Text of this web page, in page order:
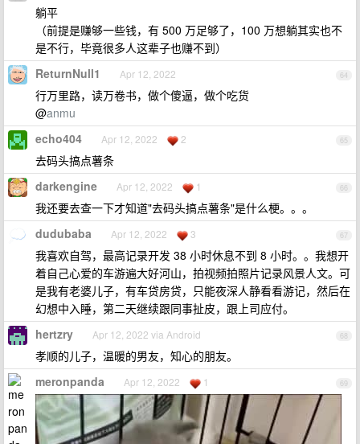
躺平
（前提是赚够一些钱，有 500 万足够了，100 万想躺其实也不
是不行，毕竟很多人这辈子也赚不到）
64
ReturnNull1 Apr 12, 2022
行万里路，读万卷书，做个傻逼，做个吃货
@anmu
65
echo404 Apr 12, 2022 2
去码头搞点薯条
66
darkengine Apr 12, 2022 1
我还要去查一下才知道"去码头搞点薯条"是什么梗。。。
67
dudubaba Apr 12, 2022 3
我喜欢自驾，最高记录开发 38 小时休息不到 8 小时。。我想开
着自己心爱的车游遍大好河山，拍视频拍照片记录风景人文。可
是我有老婆儿子，有车贷房贷，只能夜深人静看看游记，然后在
幻想中入睡，第二天继续跟同事扯皮，跟上司应付。
68
hertzry Apr 12, 2022 via Android
孝顺的儿子，温暖的男友，知心的朋友。
69
meronpanda Apr 12, 2022 1